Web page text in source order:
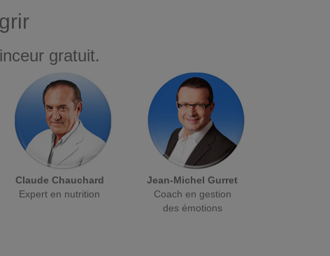
gratuit.
Claude Chauchard
Expert en nutrition
Jean-Michel Gurret
Coach en gestion
des émotions